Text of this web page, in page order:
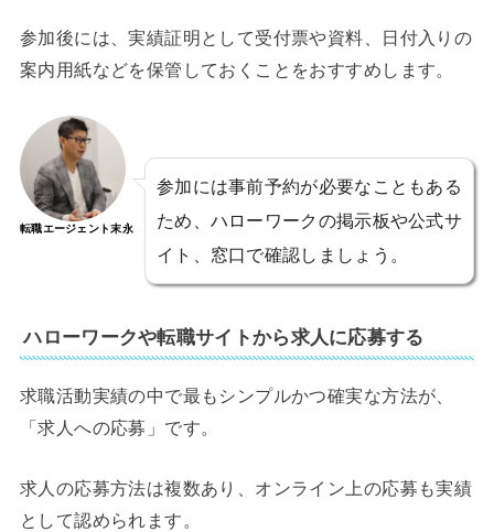
参加後には、実績証明として受付票や資料、日付入りの
案内用紙などを保管しておくことをおすすめします。
転職エージェント末永
参加には事前予約が必要なこともある
ため、ハローワークの掲示板や公式サ
イト、窓口で確認しましょう。
ハローワークや転職サイトから求人に応募する
求職活動実績の中で最もシンプルかつ確実な方法が、
「求人への応募」です。
求人の応募方法は複数あり、オンライン上の応募も実績
として認められます。